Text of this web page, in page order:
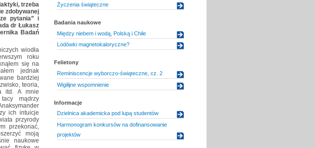
trzeba
zdobywanej
pytania” i
dr Łukasz
Badań
wiodła
roku
się na
jednak
bardziej
teoria,
itd. A mnie
mądrzy
ich intuicje
przyrody
przekonać,
moją
naukowe
Życzenia świąteczne
Badania naukowe
Między niebem i wodą, Polską i Chile
Lodówki magnetokaloryczne?
Felietony
Reminiscencje wyborczo-świąteczne, cz. 2
Wigilijne wspomnienie
Informacje
Dzielnica akademicka pod lupą studentów
Harmonogram konkursów na dofinansowanie
projektów